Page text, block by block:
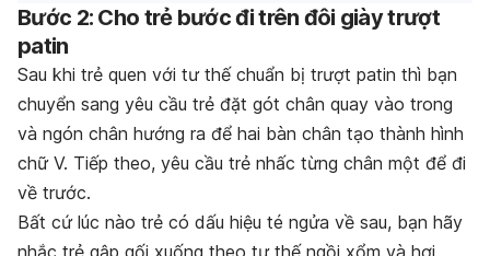
Bước 2: Cho trẻ bước đi trên đôi giày trượt
patin
Sau khi trẻ quen với tư thế chuẩn bị trượt patin thì bạn
chuyển sang yêu cầu trẻ đặt gót chân quay vào trong
và ngón chân hướng ra để hai bàn chân tạo thành hình
chữ V. Tiếp theo, yêu cầu trẻ nhấc từng chân một để đi
về trước.
Bất cứ lúc nào trẻ có dấu hiệu té ngửa về sau, bạn hãy
nhắc trẻ gập gối xuống theo tư thế ngồi xổm và hơi